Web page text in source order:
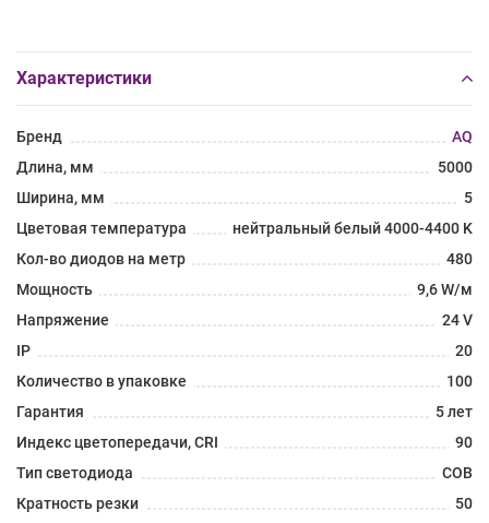
Характеристики
Бренд
AQ
Длина, мм
5000
Ширина, мм
5
Цветовая температура
нейтральный белый 4000-4400 K
Кол-во диодов на метр
480
Мощность
9,6 W/м
Напряжение
24 V
IP
20
Количество в упаковке
100
Гарантия
5 лет
Индекс цветопередачи, CRI
90
Тип светодиода
COB
Кратность резки
50